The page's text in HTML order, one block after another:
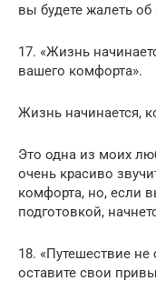
вы будете жалеть
17. «Жизнь
вашего комфорта».
Жизнь начинается,
Это одна из моих
очень красиво
комфорта, но, если
подготовкой,
18. «Путешествие
оставите свои